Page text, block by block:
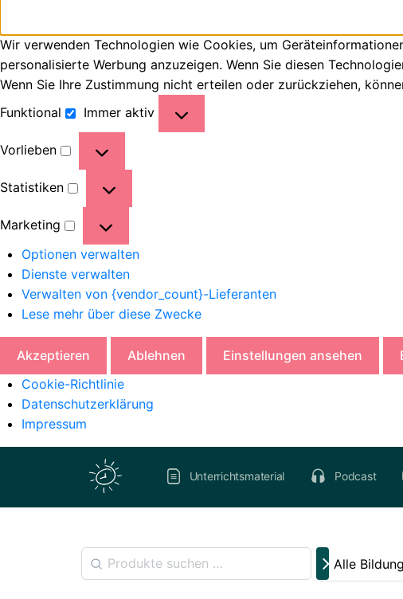
Wir verwenden Technologien wie Cookies, um
personalisierte Werbung anzuzeigen. Wenn Sie diesen
Wenn Sie Ihre Zustimmung nicht erteilen oder zurückziehen,
Funktional
Immer aktiv
Vorlieben
Statistiken
Marketing
Optionen verwalten
Dienste verwalten
Verwalten von {vendor_count}-Lieferanten
Lese mehr über diese Zwecke
Akzeptieren Ablehnen Einstellungen ansehen
Cookie-Richtlinie
Datenschutzerklärung
Impressum
Unterrichtsmaterial Podcast
Alle